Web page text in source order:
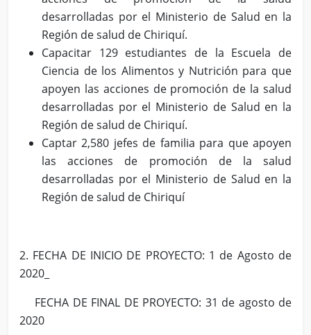
desarrolladas por el Ministerio de Salud en la
Región de salud de Chiriquí.
Capacitar 129 estudiantes de la Escuela de
Ciencia de los Alimentos y Nutrición para que
apoyen las acciones de promoción de la salud
desarrolladas por el Ministerio de Salud en la
Región de salud de Chiriquí.
Captar 2,580 jefes de familia para que apoyen
las acciones de promoción de la salud
desarrolladas por el Ministerio de Salud en la
Región de salud de Chiriquí
2. FECHA DE INICIO DE PROYECTO: 1 de Agosto de
2020_
FECHA DE FINAL DE PROYECTO: 31 de agosto de
2020